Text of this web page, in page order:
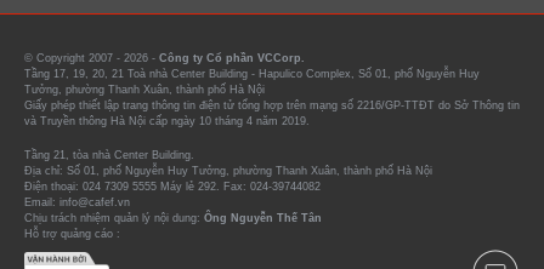
© Copyright 2007 - 2026 - Công ty Cổ phần VCCorp.
Tầng 17, 19, 20, 21 Toà nhà Center Building - Hapulico Complex, Số 01, phố Nguyễn Huy
Tưởng, phường Thanh Xuân, thành phố Hà Nội
Giấy phép thiết lập trang thông tin điện tử tổng hợp trên mạng số 2216/GP-TTĐT do Sở Thông tin
và Truyền thông Hà Nội cấp ngày 10 tháng 4 năm 2019.
Tầng 21, tòa nhà Center Building.
Địa chỉ: Số 01, phố Nguyễn Huy Tưởng, phường Thanh Xuân, thành phố Hà Nội
Điện thoại: 024 7309 5555 Máy lẻ 292. Fax: 024-39744082
Email: info@cafef.vn
Chịu trách nhiệm quản lý nội dung: Ông Nguyễn Thế Tân
Hỗ trợ quảng cáo :